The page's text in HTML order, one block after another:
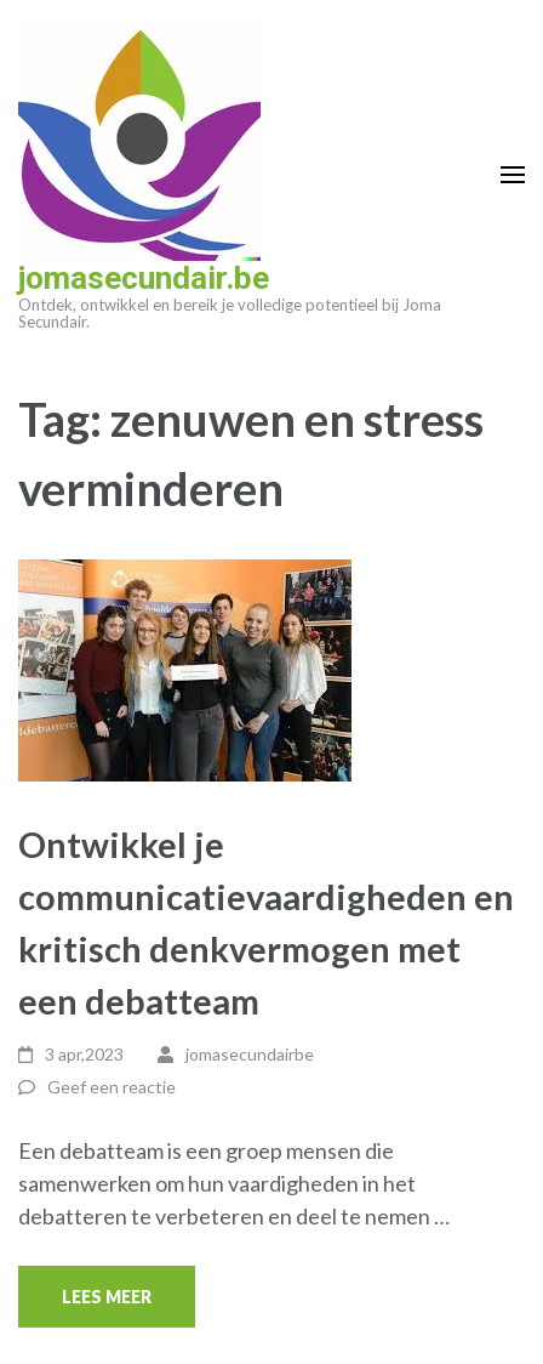
(druk
enter)
jomasecundair.be
Ontdek, ontwikkel en bereik je volledige potentieel bij Joma
Secundair.
Tag: zenuwen en stress
verminderen
Ontwikkel je
communicatievaardigheden en
kritisch denkvermogen met
een debatteam
3 apr,2023
jomasecundairbe
Geef een reactie
Een debatteam is een groep mensen die
samenwerken om hun vaardigheden in het
debatteren te verbeteren en deel te nemen …
LEES MEER